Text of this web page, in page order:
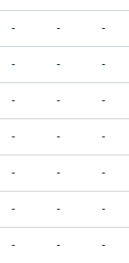
- - -
- - -
- - -
- - -
- - -
- - -
- - -